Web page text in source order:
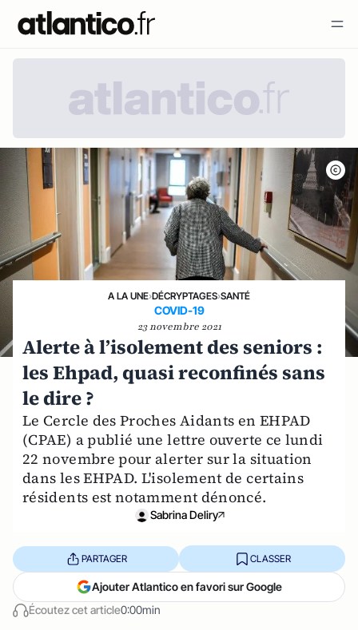
A LA UNE›DÉCRYPTAGES›SANTÉ
COVID-19
23 novembre 2021
Alerte à l’isolement des seniors :
les Ehpad, quasi reconfinés sans
le dire ?
Le Cercle des Proches Aidants en EHPAD
(CPAE) a publié une lettre ouverte ce lundi
22 novembre pour alerter sur la situation
dans les EHPAD. L'isolement de certains
résidents est notamment dénoncé.
Sabrina Deliry
Écoutez cet article0:00min
PARTAGER CLASSER
Ajouter Atlantico en favori sur Google